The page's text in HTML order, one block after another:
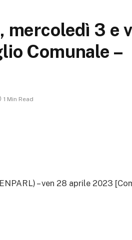
mercoledì 3 e
Comunale –
1 Min Read
– ven 28 aprile 2023